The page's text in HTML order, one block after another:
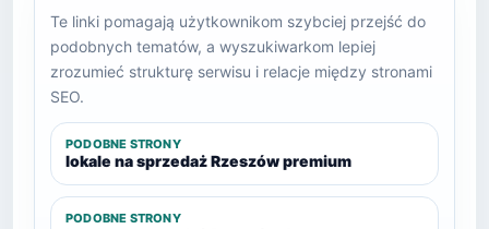
Te linki pomagają użytkownikom szybciej przejść do
podobnych tematów, a wyszukiwarkom lepiej
zrozumieć strukturę serwisu i relacje między stronami
SEO.
PODOBNE STRONY
lokale na sprzedaż Rzeszów premium
PODOBNE STRONY